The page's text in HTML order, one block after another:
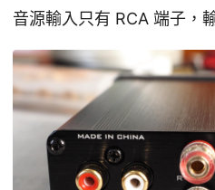
音源輸入只有 RCA 端子，